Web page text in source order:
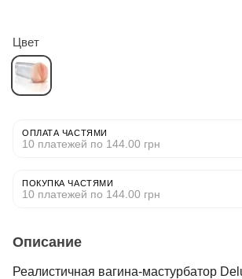
Цвет
ОПЛАТА ЧАСТЯМИ
10 платежей по 144.00 грн
ПОКУПКА ЧАСТЯМИ
10 платежей по 144.00 грн
Описание
Реалистичная вагина-мастурбатор